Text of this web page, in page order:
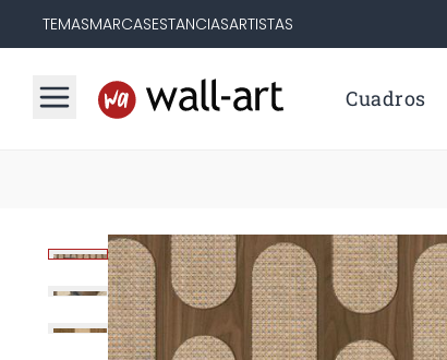
TEMASMARCASESTANCIASARTISTAS
Cuadros